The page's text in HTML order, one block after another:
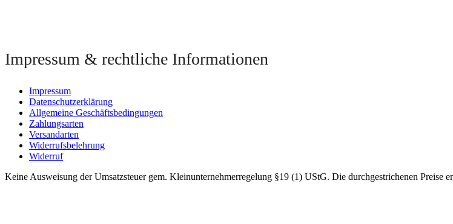
Impressum & rechtliche Informationen
Impressum
Datenschutzerklärung
Allgemeine Geschäftsbedingungen
Zahlungsarten
Versandarten
Widerrufsbelehrung
Widerruf
Keine Ausweisung der Umsatzsteuer gem. Kleinunternehmerregelung §19 (1) UStG. Die durchgestrichenen Preise